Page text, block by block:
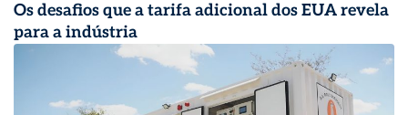
Os desafios que a tarifa adicional dos EUA revela
para a indústria